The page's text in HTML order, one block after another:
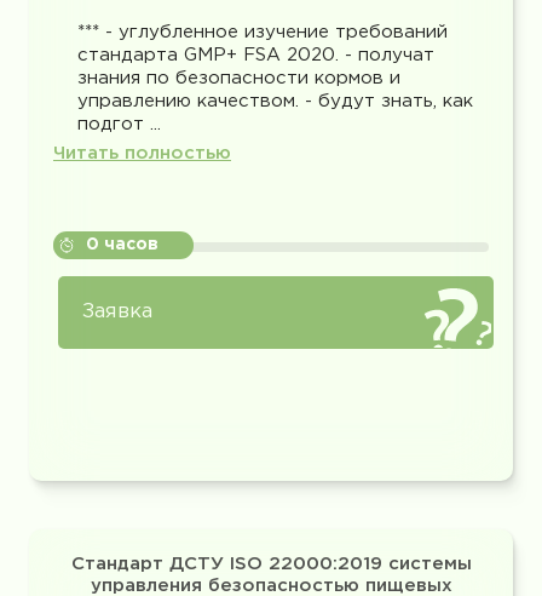
*** - углубленное изучение требований
стандарта GMP+ FSA 2020. - получат
знания по безопасности кормов и
управлению качеством. - будут знать, как
подгот ...
Читать полностью
0 часов
Заявка
Стандарт ДСТУ ISO 22000:2019 системы
управления безопасностью пищевых